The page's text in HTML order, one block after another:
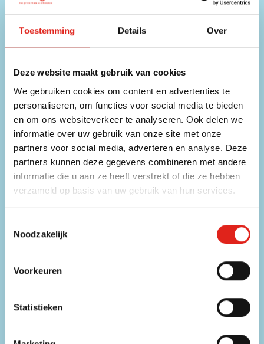
Toestemming Details Over
Deze website maakt gebruik van cookies
We gebruiken cookies om content en advertenties te
personaliseren, om functies voor social media te bieden
en om ons websiteverkeer te analyseren. Ook delen we
informatie over uw gebruik van onze site met onze
partners voor social media, adverteren en analyse. Deze
partners kunnen deze gegevens combineren met andere
informatie die u aan ze heeft verstrekt of die ze hebben
verzameld op basis van uw gebruik van hun services.
Noodzakelijk
Voorkeuren
Statistieken
Hulp nodig?
Onze medewerkers zijn beschikbaar op onderstaande
Telefoon
056 31 39 91
Chat
Direct contact met een medewerker
E-mailadres
info@eurogifts.be
FAQ
Mis geen enkele aanbieding!
Schrijf u in voor onze nieuwsbrief.
Servicevoorwaarden